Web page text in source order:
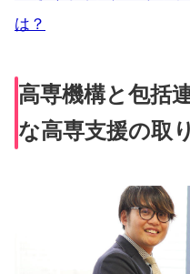
は？
高専機構と包括
な高専支援の取